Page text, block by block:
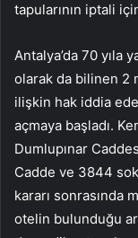
tapularının iptali
Antalya’da 70 yıla
olarak da bilinen 2
ilişkin hak iddia
açmaya başladı.
Dumlupınar
Cadde ve 3844
kararı sonrasında
otelin bulunduğu